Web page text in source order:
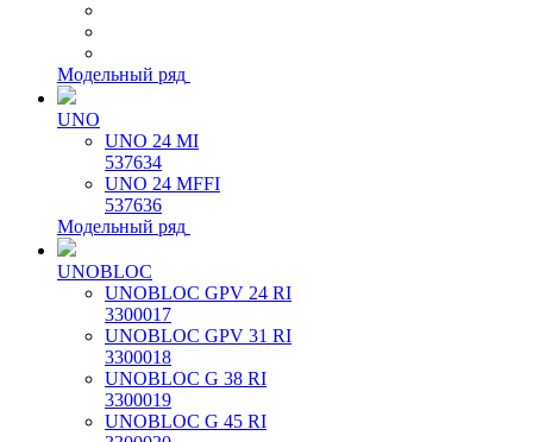
Модельный ряд
UNO
UNO 24 MI
537634
UNO 24 MFFI
537636
Модельный ряд
UNOBLOC
UNOBLOC GPV 24 RI
3300017
UNOBLOC GPV 31 RI
3300018
UNOBLOC G 38 RI
3300019
UNOBLOC G 45 RI